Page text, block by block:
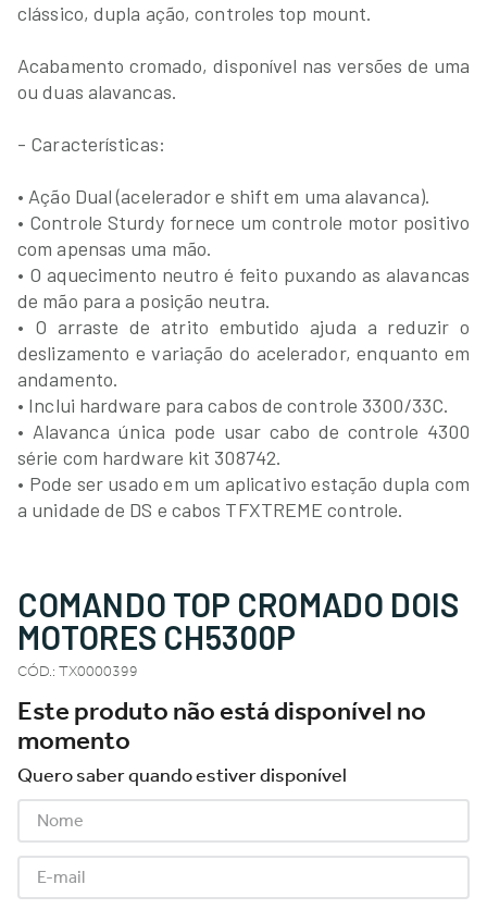
clássico, dupla ação, controles top mount.
Acabamento cromado, disponível nas versões de uma
ou duas alavancas.
- Características:
• Ação Dual (acelerador e shift em uma alavanca).
• Controle Sturdy fornece um controle motor positivo
com apensas uma mão.
• O aquecimento neutro é feito puxando as alavancas
de mão para a posição neutra.
• O arraste de atrito embutido ajuda a reduzir o
deslizamento e variação do acelerador, enquanto em
andamento.
• Inclui hardware para cabos de controle 3300/33C.
• Alavanca única pode usar cabo de controle 4300
série com hardware kit 308742.
• Pode ser usado em um aplicativo estação dupla com
a unidade de DS e cabos TFXTREME controle.
COMANDO TOP CROMADO DOIS
MOTORES CH5300P
CÓD.: TX0000399
Este produto não está disponível no
momento
Quero saber quando estiver disponível